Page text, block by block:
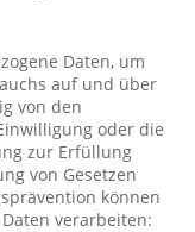
Daten, um
auf und über
von den
oder die
zur Erfüllung
von Gesetzen
können
verarbeiten: